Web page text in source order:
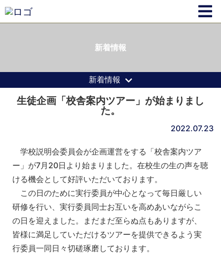
新着情報
新着情報
生徒企画「校舎案内ツアー」が始まりまし
た。
2022.07.23
学校説明会委員会が企画運営をする「校舎案内ツア
ー」が7月20日より始まりました。在校生の生の声を聴
ける機会として好評いただいております。
この日のために実行委員が中心となって毎日厳しい
研修を行い、実行委員同士お互いを高めあいながらこ
の日を迎えました。まだまだ至らぬ点もありますが、
皆様に満足していただけるツアーを提供できるよう実
行委員一同日々切磋琢磨しております。